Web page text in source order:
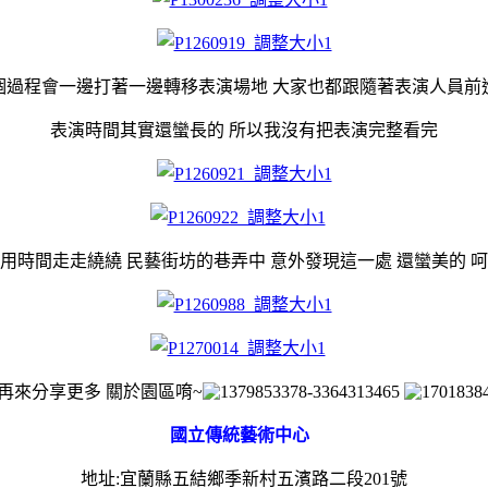
過程會一邊打著一邊轉移表演場地 大家也都跟隨著表演人員前
表演時間其實還蠻長的 所以我沒有把表演完整看完
時間走走繞繞 民藝街坊的巷弄中 意外發現這一處 還蠻美的
來分享更多 關於園區唷~
國立傳統藝術中心
地址:宜蘭縣五結鄉季新村五濱路二段201號